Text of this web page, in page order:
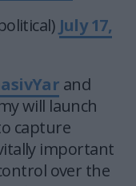
July 17,
and
will launch
capture
important
over the